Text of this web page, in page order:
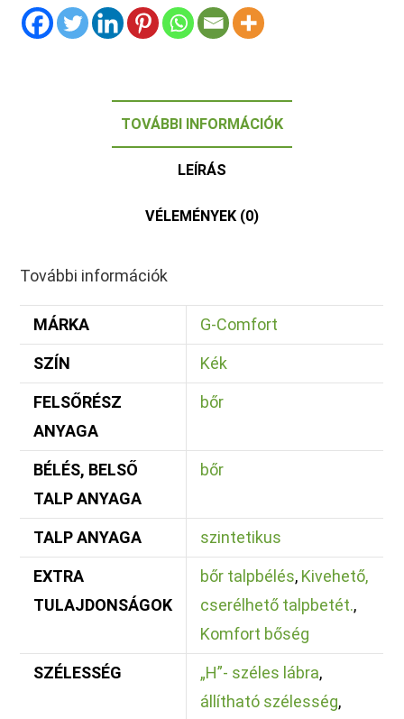
TOVÁBBI INFORMÁCIÓK
LEÍRÁS
VÉLEMÉNYEK (0)
További információk
MÁRKA G-Comfort
SZÍN Kék
FELSŐRÉSZ
ANYAGA
bőr
BÉLÉS, BELSŐ
TALP ANYAGA
bőr
TALP ANYAGA szintetikus
EXTRA
TULAJDONSÁGOK
bőr talpbélés, Kivehető,
cserélhető talpbetét.,
Komfort bőség
SZÉLESSÉG „H”- széles lábra,
állítható szélesség,